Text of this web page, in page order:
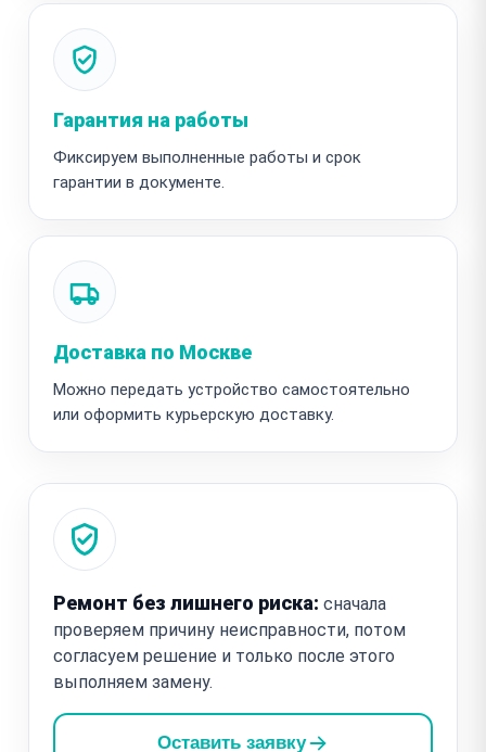
Гарантия на работы
Фиксируем выполненные работы и срок
гарантии в документе.
Доставка по Москве
Можно передать устройство самостоятельно
или оформить курьерскую доставку.
Ремонт без лишнего риска: сначала
проверяем причину неисправности, потом
согласуем решение и только после этого
выполняем замену.
Оставить заявку